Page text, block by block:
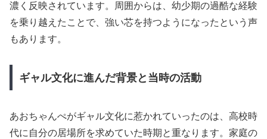
濃く反映されています。周囲からは、幼少期の過酷な経験
を乗り越えたことで、強い芯を持つようになったという声
もあります。
ギャル文化に進んだ背景と当時の活動
あおちゃんぺがギャル文化に惹かれていったのは、高校時
代に自分の居場所を求めていた時期と重なります。家庭の